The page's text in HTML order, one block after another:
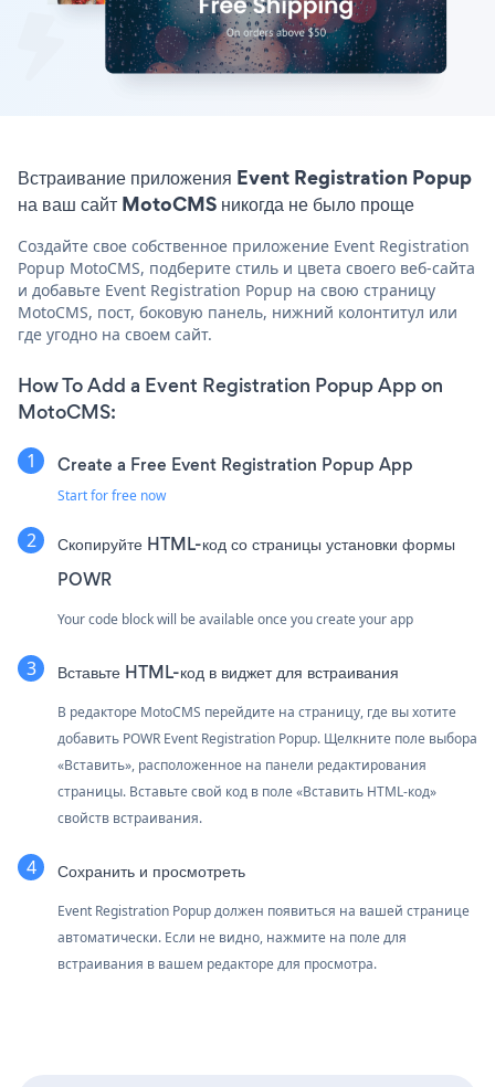
Встраивание приложения Event Registration Popup
на ваш сайт MotoCMS никогда не было проще
Создайте свое собственное приложение Event Registration
Popup MotoCMS, подберите стиль и цвета своего веб-сайта
и добавьте Event Registration Popup на свою страницу
MotoCMS, пост, боковую панель, нижний колонтитул или
где угодно на своем сайт.
How To Add a Event Registration Popup App on
MotoCMS:
Create a Free Event Registration Popup App
Start for free now
Скопируйте HTML-код со страницы установки формы
POWR
Your code block will be available once you create your app
Вставьте HTML-код в виджет для встраивания
В редакторе MotoCMS перейдите на страницу, где вы хотите
добавить POWR Event Registration Popup. Щелкните поле выбора
«Вставить», расположенное на панели редактирования
страницы. Вставьте свой код в поле «Вставить HTML-код»
свойств встраивания.
Сохранить и просмотреть
Event Registration Popup должен появиться на вашей странице
автоматически. Если не видно, нажмите на поле для
встраивания в вашем редакторе для просмотра.